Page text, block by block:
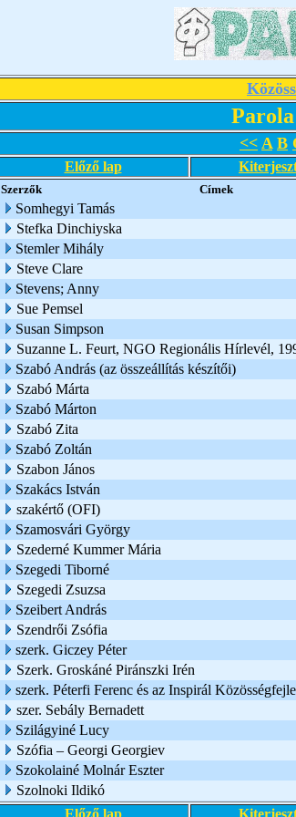
<< A B
Előző lap
Szerzők Címek
Somhegyi Tamás
Stefka Dinchiyska
Stemler Mihály
Steve Clare
Stevens; Anny
Sue Pemsel
Susan Simpson
Suzanne L. Feurt, NGO Regionális Hírlevél,
Szabó András (az összeállítás készítői)
Szabó Márta
Szabó Márton
Szabó Zita
Szabó Zoltán
Szabon János
Szakács István
szakértő (OFI)
Szamosvári György
Szederné Kummer Mária
Szegedi Tiborné
Szegedi Zsuzsa
Szeibert András
Szendrői Zsófia
szerk. Giczey Péter
Szerk. Groskáné Piránszki Irén
szerk. Péterfi Ferenc és az Inspirál
szer. Sebály Bernadett
Szilágyiné Lucy
Szófia – Georgi Georgiev
Szokolainé Molnár Eszter
Szolnoki Ildikó
Előző lap